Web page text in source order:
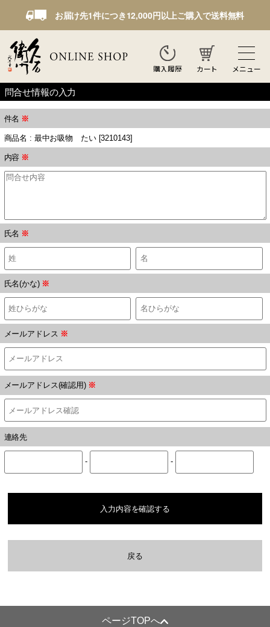
お届け先1件につき12,000円以上ご購入で送料無料
購入履歴 カート メニュー
問合せ情報の入力
件名 ※
商品名 : 最中お吸物 たい [3210143]
内容 ※
氏名 ※
氏名(かな) ※
メールアドレス ※
メールアドレス(確認用) ※
連絡先
- -
入力内容を確認する
戻る
ページTOPへ